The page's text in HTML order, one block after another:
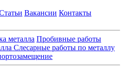
Вакансии Контакты
металла Пробивные работы
Слесарные работы по металлу